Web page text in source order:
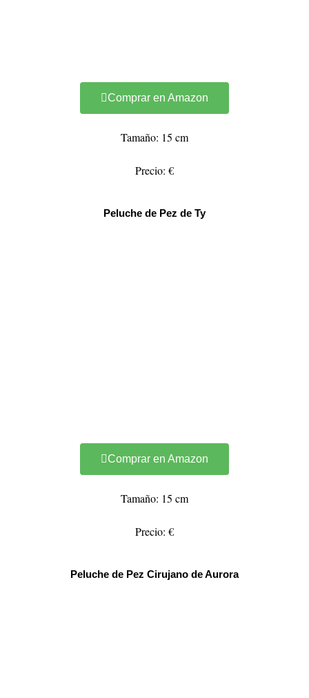
Comprar en Amazon
Tamaño: 15 cm
Precio: €
Peluche de Pez de Ty
Comprar en Amazon
Tamaño: 15 cm
Precio: €
Peluche de Pez Cirujano de Aurora